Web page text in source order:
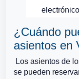
¿Cuándo
asientos en
Los asientos de
se pueden